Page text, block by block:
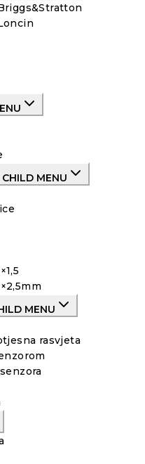
MENU
MENU
rasvjeta